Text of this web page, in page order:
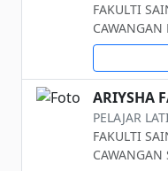
FAKULTI
CAWANGAN
ARIYSHA
PELAJAR
FAKULTI
CAWANGAN